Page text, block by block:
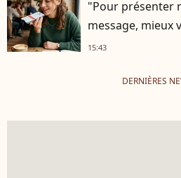
"Pour présenter
message, mieux
15:43
DERNIÈRES